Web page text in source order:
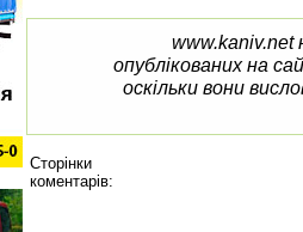
www.kaniv.net
опублікованих на
оскільки вони
Сторінки
коментарів: